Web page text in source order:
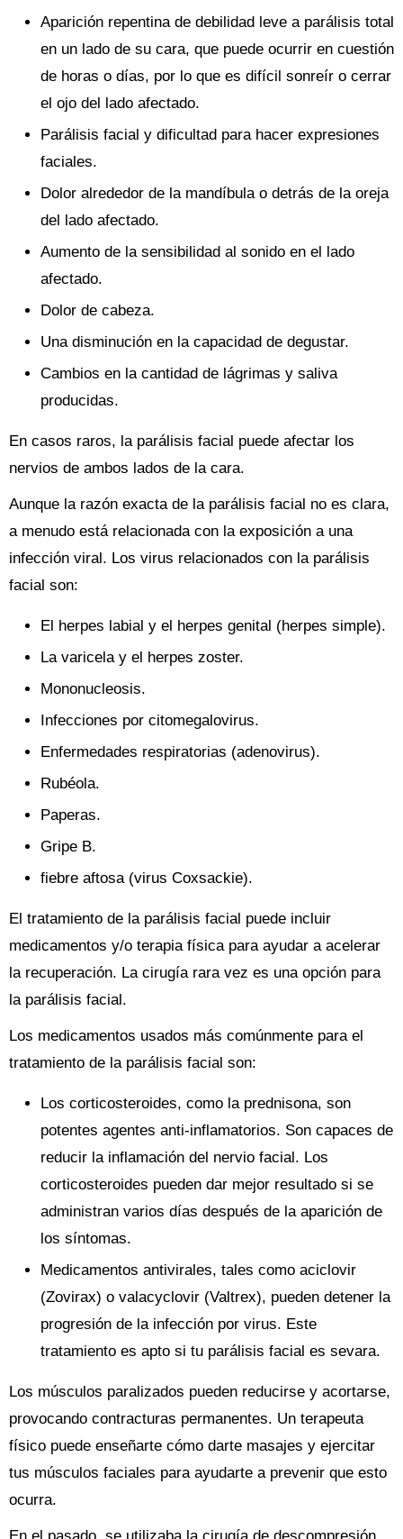
Aparición repentina de debilidad leve a parálisis total
en un lado de su cara, que puede ocurrir en cuestión
de horas o días, por lo que es difícil sonreír o cerrar
el ojo del lado afectado.
Parálisis facial y dificultad para hacer expresiones
faciales.
Dolor alrededor de la mandíbula o detrás de la oreja
del lado afectado.
Aumento de la sensibilidad al sonido en el lado
afectado.
Dolor de cabeza.
Una disminución en la capacidad de degustar.
Cambios en la cantidad de lágrimas y saliva
producidas.
En casos raros, la parálisis facial puede afectar los
nervios de ambos lados de la cara.
Aunque la razón exacta de la parálisis facial no es clara,
a menudo está relacionada con la exposición a una
infección viral. Los virus relacionados con la parálisis
facial son:
El herpes labial y el herpes genital (herpes simple).
La varicela y el herpes zoster.
Mononucleosis.
Infecciones por citomegalovirus.
Enfermedades respiratorias (adenovirus).
Rubéola.
Paperas.
Gripe B.
fiebre aftosa (virus Coxsackie).
El tratamiento de la parálisis facial puede incluir
medicamentos y/o terapia física para ayudar a acelerar
la recuperación. La cirugía rara vez es una opción para
la parálisis facial.
Los medicamentos usados ​​más comúnmente para el
tratamiento de la parálisis facial son:
Los corticosteroides, como la prednisona, son
potentes agentes anti-inflamatorios. Son capaces de
reducir la inflamación del nervio facial. Los
corticosteroides pueden dar mejor resultado si se
administran varios días después de la aparición de
los síntomas.
Medicamentos antivirales, tales como aciclovir
(Zovirax) o valacyclovir (Valtrex), pueden detener la
progresión de la infección por virus. Este
tratamiento es apto si tu parálisis facial es sevara.
Los músculos paralizados pueden reducirse y acortarse,
provocando contracturas permanentes. Un terapeuta
físico puede enseñarte cómo darte masajes y ejercitar
tus músculos faciales para ayudarte a prevenir que esto
ocurra.